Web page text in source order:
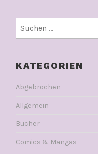
nach:
KATEGORIEN
Abgebrochen
Allgemein
Bücher
Comics & Mangas